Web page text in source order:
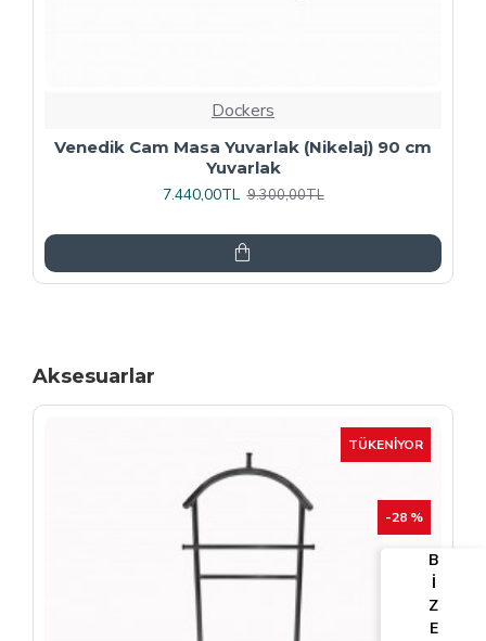
Dockers
Plaza Kare ESB Mutfak Masası (Werzalit,
Allzalit veya Wermodin Tablalı 80X80) -
Afyon Mermer
Aksesuarlar
TÜKENIYOR
-25 %
B
İ
Z
E